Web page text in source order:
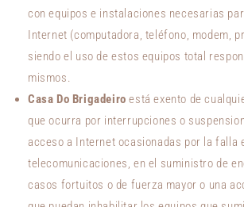
con equipos e instalaciones necesarias
Internet (computadora, teléfono, modem,
siendo el uso de estos equipos total
mismos.
Casa Do Brigadeiro está exento de
que ocurra por interrupciones o
acceso a Internet ocasionadas por la falla
telecomunicaciones, en el suministro de
casos fortuitos o de fuerza mayor o una